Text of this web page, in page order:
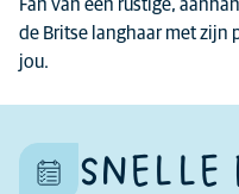
Fan van een rustige,
de Britse langhaar met zijn
jou.
SNELLE
Hoeveel genegenheid
Sommige katten
algemeen